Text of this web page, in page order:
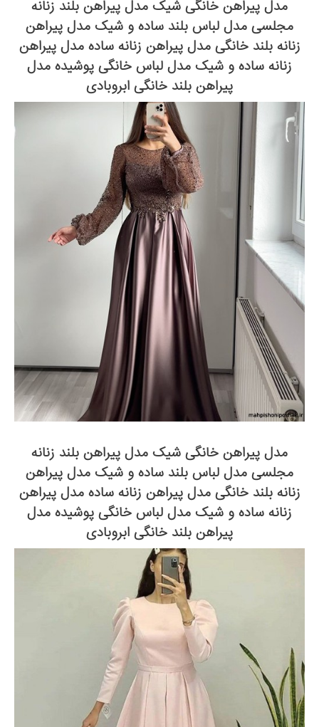
مدل پیراهن خانگی شیک مدل پیراهن بلند زنانه
مجلسی مدل لباس بلند ساده و شیک مدل پیراهن
زنانه بلند خانگی مدل پیراهن زنانه ساده مدل پیراهن
زنانه ساده و شیک مدل لباس خانگی پوشیده مدل
پیراهن بلند خانگی ابروبادی
مدل پیراهن خانگی شیک مدل پیراهن بلند زنانه
مجلسی مدل لباس بلند ساده و شیک مدل پیراهن
زنانه بلند خانگی مدل پیراهن زنانه ساده مدل پیراهن
زنانه ساده و شیک مدل لباس خانگی پوشیده مدل
پیراهن بلند خانگی ابروبادی